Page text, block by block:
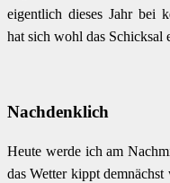
eigentlich dieses Jahr bei
hat sich wohl das Schicksal
Nachdenklich
Heute werde ich am
das Wetter kippt